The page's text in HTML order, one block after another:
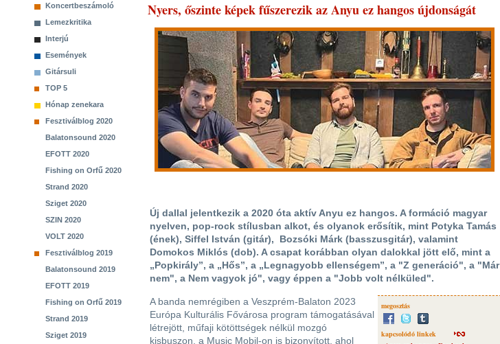
Koncertbeszámoló
Lemezkritika
Interjú
Események
Gitársuli
TOP 5
Hónap zenekara
Fesztiválblog 2020
Balatonsound 2020
EFOTT 2020
Fishing on Orfű 2020
Strand 2020
Sziget 2020
SZIN 2020
VOLT 2020
Fesztiválblog 2019
Balatonsound 2019
EFOTT 2019
Fishing on Orfű 2019
Strand 2019
Sziget 2019
Nyers, őszinte képek fűszerezik az Anyu ez hangos újdonságát
Új dallal jelentkezik a 2020 óta aktív Anyu ez hangos. A formáció magyar
nyelven, pop-rock stílusban alkot, és olyanok erősítik, mint Potyka Tamás
(ének), Siffel István (gitár), Bozsóki Márk (basszusgitár), valamint
Domokos Miklós (dob). A csapat korábban olyan dalokkal jött elő, mint a
„Popkirály”, a „Hős”, a „Legnagyobb ellenségem”, a "Z generáció", a "Már
nem", a Nem vagyok jó", vagy éppen a "Jobb volt nélküled".
megosztás
kapcsolódó linkek
A banda nemrégiben a Veszprém-Balaton 2023
Európa Kulturális Fővárosa program támogatásával
létrejött, műfaji kötöttségek nélkül mozgó
kisbuszon, a Music Mobil-on is bizonyított, ahol